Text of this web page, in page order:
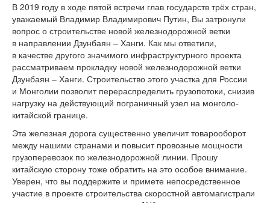
В 2019 году в ходе пятой встречи глав государств трёх стран,
уважаемый Владимир Владимирович Путин, Вы затронули
вопрос о строительстве новой железнодорожной ветки
в направлении Дзунбаян – Ханги. Как мы ответили,
в качестве другого значимого инфраструктурного проекта
рассматриваем прокладку новой железнодорожной ветки
Дзунбаян – Ханги. Строительство этого участка для России
и Монголии позволит перераспределить грузопотоки, снизив
нагрузку на действующий пограничный узел на монголо-
китайской границе.
Эта железная дорога существенно увеличит товарооборот
между нашими странами и повысит провозные мощности
грузоперевозок по железнодорожной линии. Прошу
китайскую сторону тоже обратить на это особое внимание.
Уверен, что вы поддержите и примете непосредственное
участие в проекте строительства скоростной автомагистрали